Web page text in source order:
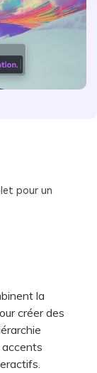
pour un
la
créer des